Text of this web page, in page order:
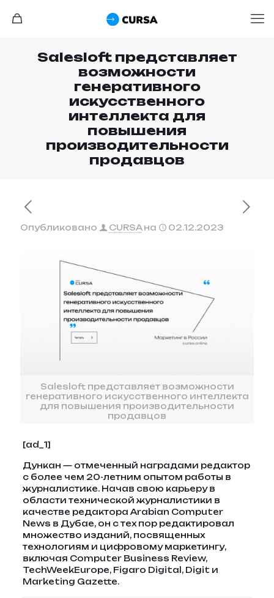
Salesloft представляет
возможности
генеративного
искусственного
интеллекта для
повышения
производительности
продавцов
Опубликовано CURSA на 02.12.2023
Salesloft представляет возможности
генеративного искусственного интеллекта
для повышения производительности
продавцов
[ad_1]
Дункан — отмеченный наградами редактор
с более чем 20-летним опытом работы в
журналистике. Начав свою карьеру в
области технической журналистики в
качестве редактора Arabian Computer
News в Дубае, он с тех пор редактировал
множество изданий, посвященных
технологиям и цифровому маркетингу,
включая Computer Business Review,
TechWeekEurope, Figaro Digital, Digit и
Marketing Gazette.